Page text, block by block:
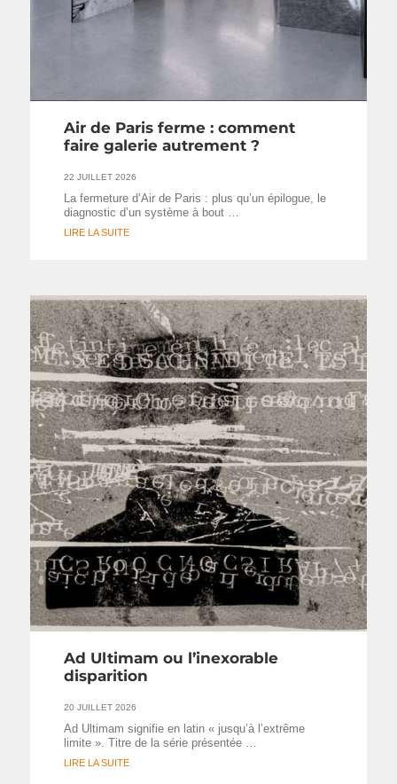
Air de Paris ferme : comment
faire galerie autrement ?
22 JUILLET 2026
La fermeture d’Air de Paris : plus qu’un épilogue, le
diagnostic d’un système à bout …
LIRE LA SUITE
Ad Ultimam ou l’inexorable
disparition
20 JUILLET 2026
Ad Ultimam signifie en latin « jusqu’à l’extrême
limite ». Titre de la série présentée …
LIRE LA SUITE